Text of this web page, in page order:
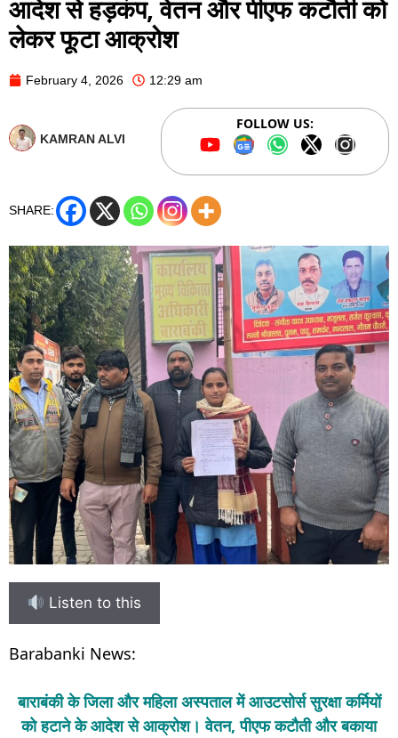
आदेश से हड़कंप, वेतन और पीएफ कटौती को
लेकर फूटा आक्रोश
February 4, 2026 12:29 am
KAMRAN ALVI
FOLLOW US:
SHARE:
Listen to this
Barabanki News:
बाराबंकी के जिला और महिला अस्पताल में आउटसोर्स सुरक्षा कर्मियों
को हटाने के आदेश से आक्रोश। वेतन, पीएफ कटौती और बकाया